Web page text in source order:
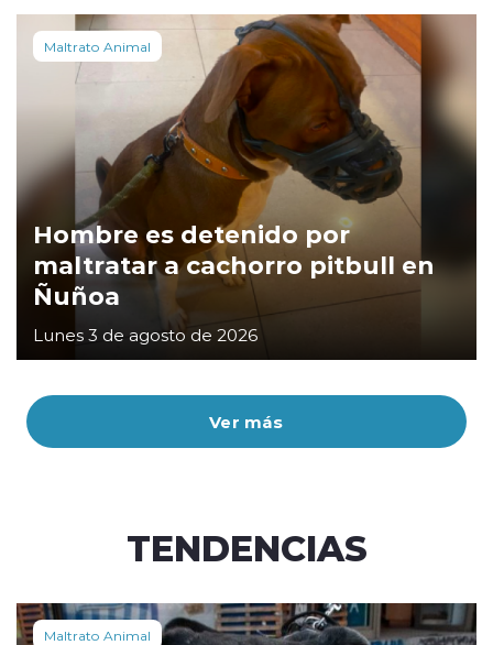
Ver más
Maltrato Animal
Hombre es detenido por
maltratar a cachorro pitbull en
Ñuñoa
Lunes 3 de agosto de 2026
TENDENCIAS
Maltrato Animal